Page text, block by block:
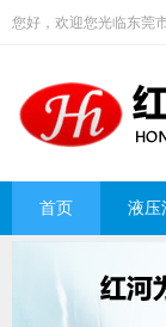
您好，欢迎您光临东莞
首页 液压